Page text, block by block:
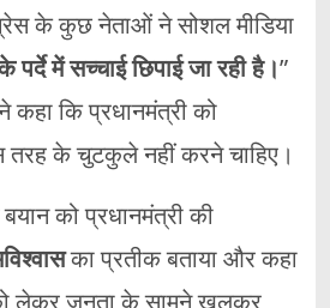
के कुछ नेताओं ने सोशल मीडिया
में सच्चाई छिपाई जा रही है।”
कि प्रधानमंत्री को
के चुटकुले नहीं करने चाहिए।
को प्रधानमंत्री की
का प्रतीक बताया और कहा